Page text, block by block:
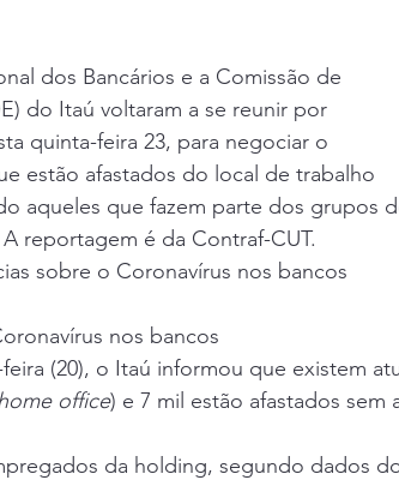
dos Bancários e a Comissão de
do Itaú voltaram a se reunir por
quinta-feira 23, para negociar o
estão afastados do local de trabalho
aqueles que fazem parte dos grupos
reportagem é da Contraf-CUT.
sobre o Coronavírus nos bancos
nos bancos
(20), o Itaú informou que existem
office) e 7 mil estão afastados sem
da holding, segundo dados